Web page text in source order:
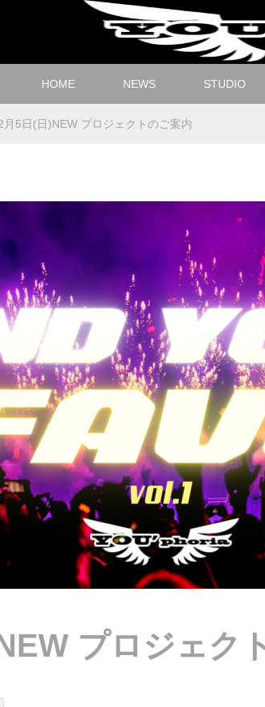
HOME NEWS STUDIO
月5日(日)NEW プロジェクトのご案内
プロジェク